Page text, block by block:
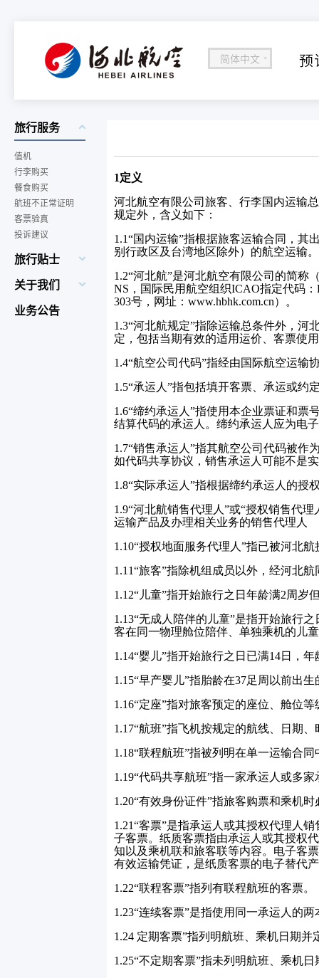
简体中文 预
旅行服务
值机
行李购买
餐食购买
航班不正常证明
客票验真
投诉建议
旅行贴士
关于我们
业务公告
1定义
河北航空有限公司旅客、行李国内运输
规定外，含义如下：
1.1“国内运输”指根据旅客运输合同，其
别行政区及台湾地区除外）的航空运输。
1.2“河北航”是河北航空有限公司的简称
NS ，国际民用航空组织ICAO指定代码：
303号，网址： www.hbhk.com.cn）。
1.3“河北航规定”指除运输总条件外，河
定，包括当期有效的适用运价、客票使
1.4“航空公司代码”指经由国际航空运输
1.5“承运人”指包括填开客票、承运或约
1.6“缔约承运人”指使用本企业票证和票
结算代码的承运人。缔约承运人应为电
1.7“销售承运人”指其航空公司代码被作
如代码共享协议，销售承运人可能不是
1.8“实际承运人”指根据缔约承运人的授
1.9“河北航销售代理人”或“授权销售代
运输产品及办理相关业务的销售代理人
1.10“授权地面服务代理人”指已被河北
1.11“旅客”指除机组成员以外，经河北
1.12“儿童”指开始旅行之日年龄满2周岁
1.13“无成人陪伴的儿童”是指开始旅行之
客在同一物理舱位陪伴、单独乘机的儿
1.14“婴儿”指开始旅行之日已满14日，年
1.15“早产婴儿”指胎龄在37足周以前出生
1.16“定座”指对旅客预定的座位、舱位
1.17“航班”指飞机按规定的航线、日期
1.18“联程航班”指被列明在单一运输合
1.19“代码共享航班”指一家承运人或多
1.20“有效身份证件”指旅客购票和乘机
1.21“客票”是指承运人或其授权代理人
子客票。纸质客票指由承运人或其授权
知以及乘机联和旅客联等内容。电子客
有效运输凭证，是纸质客票的电子替代
1.22“联程客票”指列有联程航班的客票。
1.23“连续客票”是指使用同一承运人的
1.24 定期客票”指列明航班、乘机日期并
1.25“不定期客票”指未列明航班、乘机